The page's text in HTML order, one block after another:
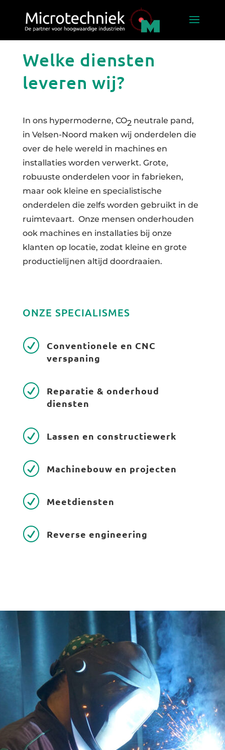
Welke diensten
leveren wij?
In ons hypermoderne, CO2 neutrale pand,
in Velsen-Noord maken wij onderdelen die
over de hele wereld in machines en
installaties worden verwerkt. Grote,
robuuste onderdelen voor in fabrieken,
maar ook kleine en specialistische
onderdelen die zelfs worden gebruikt in de
ruimtevaart. Onze mensen onderhouden
ook machines en installaties bij onze
klanten op locatie, zodat kleine en grote
productielijnen altijd doordraaien.
ONZE SPECIALISMES
R
Conventionele en CNC
verspaning
R
Reparatie & onderhoud
diensten
R Lassen en constructiewerk
R Machinebouw en projecten
R Meetdiensten
R Reverse engineering